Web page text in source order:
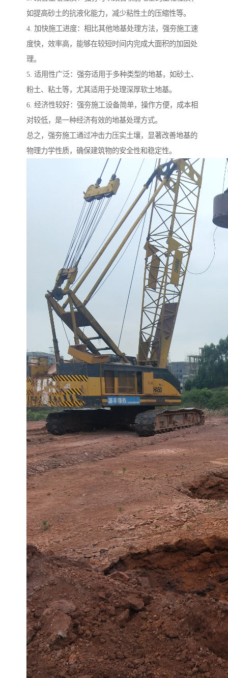
如提高砂土的抗液化能力，减少粘性土的压缩性等。
4. 加快施工进度：相比其他地基处理方法，强夯施工速
度快，效率高，能够在较短时间内完成大面积的加固处
理。
5. 适用性广泛：强夯适用于多种类型的地基，如砂土、
粉土、粘土等，尤其适用于处理深厚软土地基。
6. 经济性较好：强夯施工设备简单，操作方便，成本相
对较低，是一种经济有效的地基处理方式。
总之，强夯施工通过冲击力压实土壤，显著改善地基的
物理力学性质，确保建筑物的安全性和稳定性。